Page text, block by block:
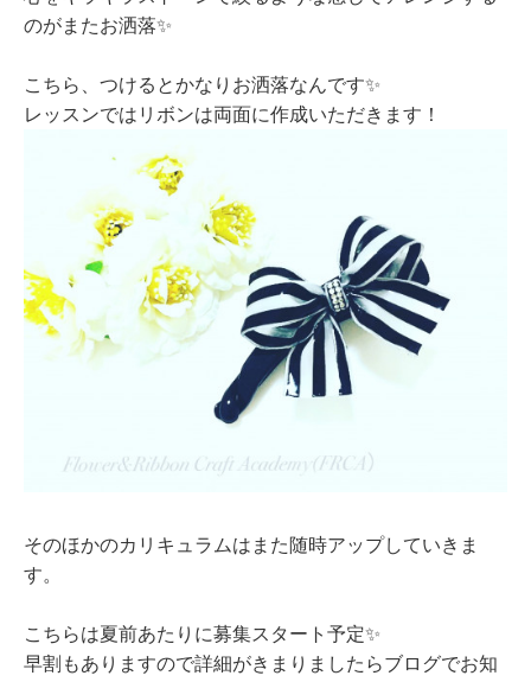
のがまたお洒落✨
こちら、つけるとかなりお洒落なんです✨
レッスンではリボンは両面に作成いただきます！
そのほかのカリキュラムはまた随時アップしていきま
す。
こちらは夏前あたりに募集スタート予定✨
早割もありますので詳細がきまりましたらブログでお知